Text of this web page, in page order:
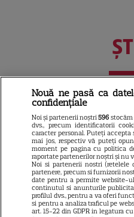
12
că e
am
Nouă ne pasă ca
confidențiale
Noi și partenerii noștri596
dvs., precum identificatorii
caracter personal. Puteți
mai jos, respectiv vă puteți
moment pe pagina cu politica
raportate partenerilor noștri și nu
Noi si partenerii nostri (retelele
partenere, precum si furnizorii
date pentru a permite website-
continutul si anunturile
profilul dvs., pentru a va oferi
si pentru a analiza traficul pe
art. 15-22 din GDPR in legatura